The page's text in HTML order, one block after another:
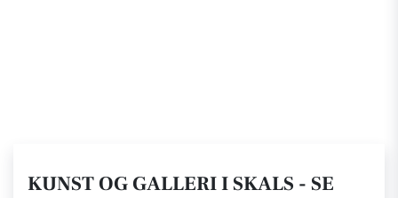
KUNST OG GALLERI I SKALS - SE